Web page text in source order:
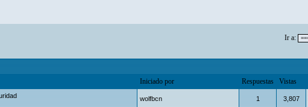
Ir a:
Iniciado por Respuestas Vistas
wolfbcn 1 3,807